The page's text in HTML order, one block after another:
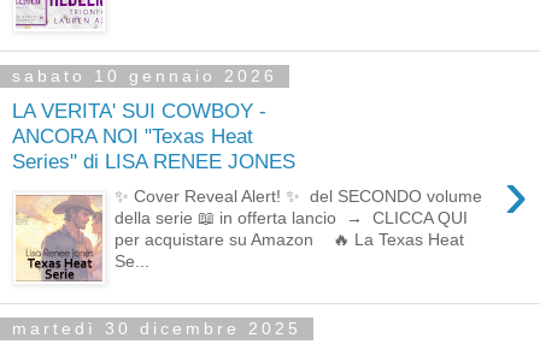
sabato 10 gennaio 2026
LA VERITA' SUI COWBOY -
ANCORA NOI "Texas Heat
Series" di LISA RENEE JONES
›
✨ Cover Reveal Alert! ✨ del SECONDO volume
della serie 📖 in offerta lancio → CLICCA QUI
per acquistare su Amazon 🔥 La Texas Heat
Se...
martedì 30 dicembre 2025